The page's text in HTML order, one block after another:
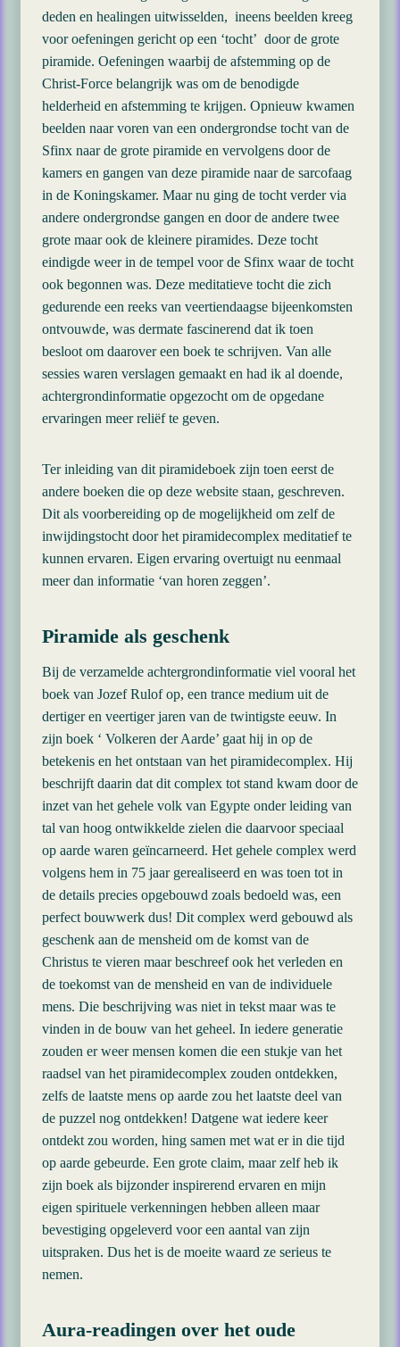
deden en healingen uitwisselden, ineens beelden kreeg
voor oefeningen gericht op een ‘tocht’ door de grote
piramide. Oefeningen waarbij de afstemming op de
Christ-Force belangrijk was om de benodigde
helderheid en afstemming te krijgen. Opnieuw kwamen
beelden naar voren van een ondergrondse tocht van de
Sfinx naar de grote piramide en vervolgens door de
kamers en gangen van deze piramide naar de sarcofaag
in de Koningskamer. Maar nu ging de tocht verder via
andere ondergrondse gangen en door de andere twee
grote maar ook de kleinere piramides. Deze tocht
eindigde weer in de tempel voor de Sfinx waar de tocht
ook begonnen was. Deze meditatieve tocht die zich
gedurende een reeks van veertiendaagse bijeenkomsten
ontvouwde, was dermate fascinerend dat ik toen
besloot om daarover een boek te schrijven. Van alle
sessies waren verslagen gemaakt en had ik al doende,
achtergrondinformatie opgezocht om de opgedane
ervaringen meer reliëf te geven.
Ter inleiding van dit piramideboek zijn toen eerst de
andere boeken die op deze website staan, geschreven.
Dit als voorbereiding op de mogelijkheid om zelf de
inwijdingstocht door het piramidecomplex meditatief te
kunnen ervaren. Eigen ervaring overtuigt nu eenmaal
meer dan informatie ‘van horen zeggen’.
Piramide als geschenk
Bij de verzamelde achtergrondinformatie viel vooral het
boek van Jozef Rulof op, een trance medium uit de
dertiger en veertiger jaren van de twintigste eeuw. In
zijn boek ‘ Volkeren der Aarde’ gaat hij in op de
betekenis en het ontstaan van het piramidecomplex. Hij
beschrijft daarin dat dit complex tot stand kwam door de
inzet van het gehele volk van Egypte onder leiding van
tal van hoog ontwikkelde zielen die daarvoor speciaal
op aarde waren geïncarneerd. Het gehele complex werd
volgens hem in 75 jaar gerealiseerd en was toen tot in
de details precies opgebouwd zoals bedoeld was, een
perfect bouwwerk dus! Dit complex werd gebouwd als
geschenk aan de mensheid om de komst van de
Christus te vieren maar beschreef ook het verleden en
de toekomst van de mensheid en van de individuele
mens. Die beschrijving was niet in tekst maar was te
vinden in de bouw van het geheel. In iedere generatie
zouden er weer mensen komen die een stukje van het
raadsel van het piramidecomplex zouden ontdekken,
zelfs de laatste mens op aarde zou het laatste deel van
de puzzel nog ontdekken! Datgene wat iedere keer
ontdekt zou worden, hing samen met wat er in die tijd
op aarde gebeurde. Een grote claim, maar zelf heb ik
zijn boek als bijzonder inspirerend ervaren en mijn
eigen spirituele verkenningen hebben alleen maar
bevestiging opgeleverd voor een aantal van zijn
uitspraken. Dus het is de moeite waard ze serieus te
nemen.
Aura-readingen over het oude